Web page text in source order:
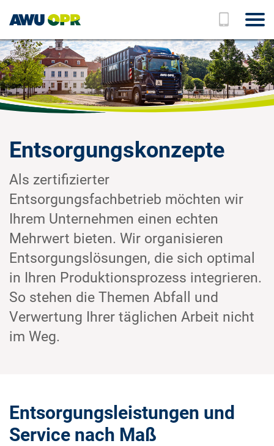
Zum Hauptinhalt springen
Entsorgungskonzepte
Als zertifizierter
Entsorgungsfachbetrieb möchten wir
Ihrem Unternehmen einen echten
Mehrwert bieten. Wir organisieren
Entsorgungslösungen, die sich optimal
in Ihren Produktionsprozess integrieren.
So stehen die Themen Abfall und
Verwertung Ihrer täglichen Arbeit nicht
im Weg.
Entsorgungsleistungen und
Service nach Maß